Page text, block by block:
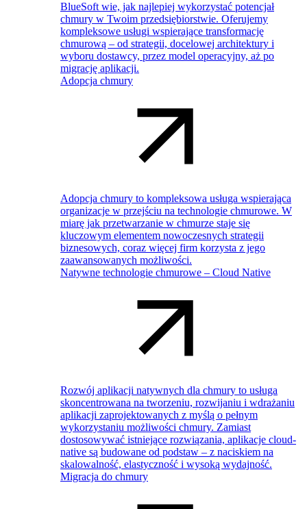
BlueSoft wie, jak najlepiej wykorzystać potencjał
chmury w Twoim przedsiębiorstwie. Oferujemy
kompleksowe usługi wspierające transformację
chmurową – od strategii, docelowej architektury i
wyboru dostawcy, przez model operacyjny, aż po
migrację aplikacji.
Adopcja chmury
Adopcja chmury to kompleksowa usługa wspierająca
organizacje w przejściu na technologie chmurowe. W
miarę jak przetwarzanie w chmurze staje się
kluczowym elementem nowoczesnych strategii
biznesowych, coraz więcej firm korzysta z jego
zaawansowanych możliwości.
Natywne technologie chmurowe – Cloud Native
Rozwój aplikacji natywnych dla chmury to usługa
skoncentrowana na tworzeniu, rozwijaniu i wdrażaniu
aplikacji zaprojektowanych z myślą o pełnym
wykorzystaniu możliwości chmury. Zamiast
dostosowywać istniejące rozwiązania, aplikacje cloud-
native są budowane od podstaw – z naciskiem na
skalowalność, elastyczność i wysoką wydajność.
Migracja do chmury